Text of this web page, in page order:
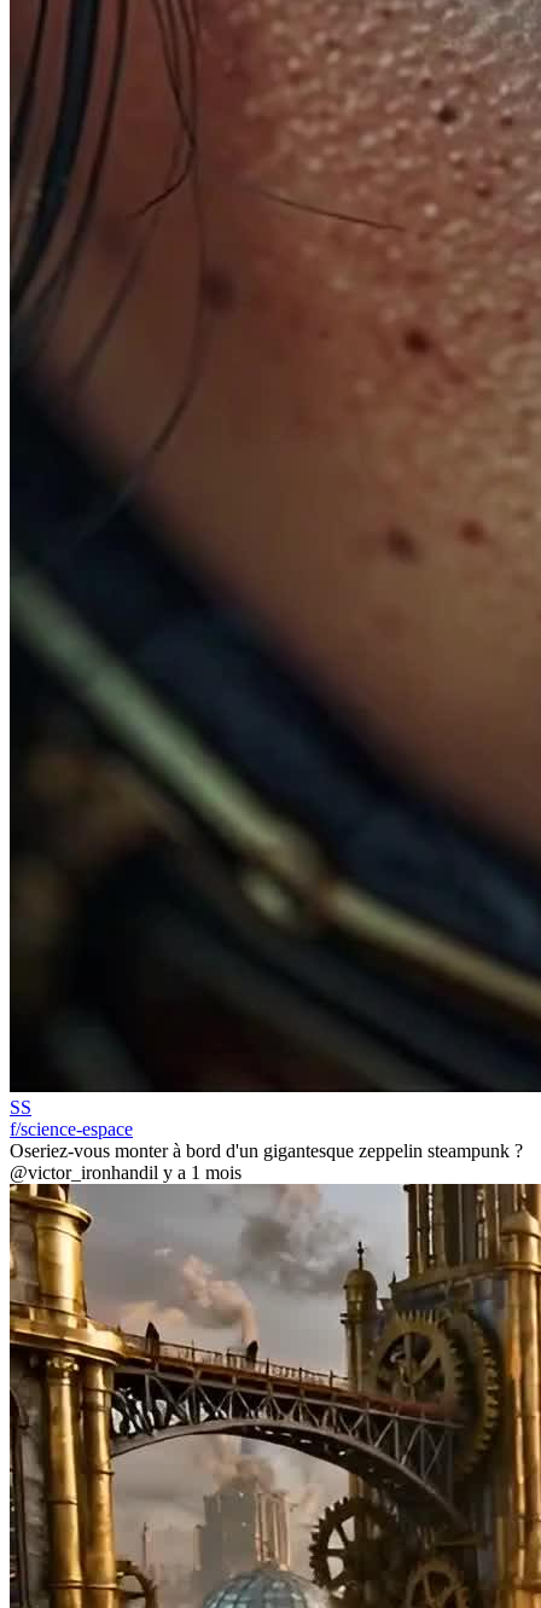
SS
f/science-espace
Oseriez-vous monter à bord d'un gigantesque zeppelin steampunk ?
@victor_ironhandil y a 1 mois